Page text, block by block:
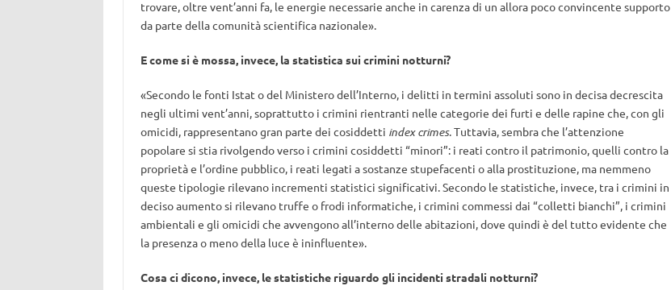
trovare, oltre vent’anni fa, le energie necessarie anche in carenza di un allora poco convincente supporto
da parte della comunità scientifica nazionale».
E come si è mossa, invece, la statistica sui crimini notturni?
«Secondo le fonti Istat o del Ministero dell’Interno, i delitti in termini assoluti sono in decisa decrescita
negli ultimi vent’anni, soprattutto i crimini rientranti nelle categorie dei furti e delle rapine che, con gli
omicidi, rappresentano gran parte dei cosiddetti index crimes. Tuttavia, sembra che l’attenzione
popolare si stia rivolgendo verso i crimini cosiddetti “minori”: i reati contro il patrimonio, quelli contro la
proprietà e l’ordine pubblico, i reati legati a sostanze stupefacenti o alla prostituzione, ma nemmeno
queste tipologie rilevano incrementi statistici significativi. Secondo le statistiche, invece, tra i crimini in
deciso aumento si rilevano truffe o frodi informatiche, i crimini commessi dai “colletti bianchi”, i crimini
ambientali e gli omicidi che avvengono all’interno delle abitazioni, dove quindi è del tutto evidente che
la presenza o meno della luce è ininfluente».
Cosa ci dicono, invece, le statistiche riguardo gli incidenti stradali notturni?